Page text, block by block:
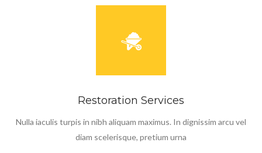
Restoration Services
Nulla iaculis turpis in nibh aliquam maximus. In dignissim arcu vel
diam scelerisque, pretium urna